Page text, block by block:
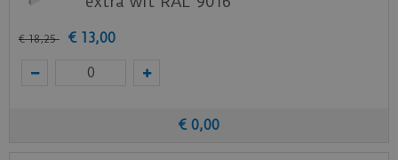
€ 18,25 € 13,00
€ 0,00